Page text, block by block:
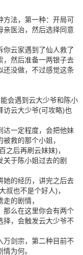
法，第一种：开局可
亲医治，然后选择同意
云家遇到了仙人救了
，然后准备一两银子去
还没做，不过感觉这条
会遇到云大少爷和陈小
访云大少爷(可攻略)也
一定程度，会把他妹
救的那个小姐，
后再刷云妹妹)，
于陈小姐过去的剧
的经历，讲完之后去
叔也不是个好人)，
的剧情，
么在这里你会有两个
择，会触发云大少爷不
剑宗，第二种目前不
为何。